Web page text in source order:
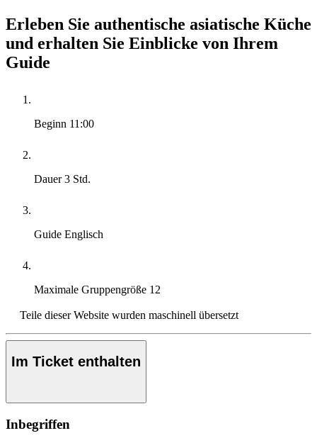
Erleben Sie authentische asiatische Küche
und erhalten Sie Einblicke von Ihrem
Guide
Beginn 11:00
Dauer3 Std.
Guide Englisch
Maximale Gruppengröße 12
Teile dieser Website wurden maschinell übersetzt
Im Ticket enthalten
Inbegriffen